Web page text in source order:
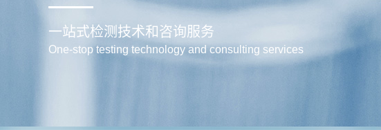
一站式检测技术和咨询服务
One-stop testing technology and consulting services